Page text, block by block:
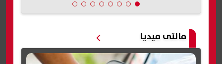
مالتى ميديا